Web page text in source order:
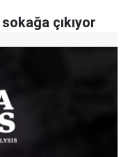
çıkıyor